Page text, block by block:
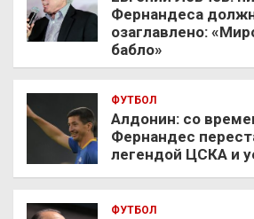
Фернандеса
озаглавлено:
бабло»
ФУТБОЛ
Алдонин: со
Фернандес
легендой ЦСКА и
ФУТБОЛ